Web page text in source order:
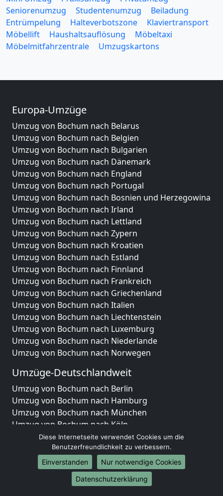
Seniorenumzug
Studentenumzug
Beiladung
Entrümpelung
Halteverbotszone
Klaviertransport
Möbellift
Haushaltsauflösung
Möbeltaxi
Möbelmitfahrzentrale
Umzugskartons
Europa-Umzüge
Umzug von Bochum nach Belarus
Umzug von Bochum nach Belgien
Umzug von Bochum nach Bulgarien
Umzug von Bochum nach Dänemark
Umzug von Bochum nach England
Umzug von Bochum nach Portugal
Umzug von Bochum nach Bosnien und Herzegowina
Umzug von Bochum nach Irland
Umzug von Bochum nach Lettland
Umzug von Bochum nach Zypern
Umzug von Bochum nach Kroatien
Umzug von Bochum nach Estland
Umzug von Bochum nach Finnland
Umzug von Bochum nach Frankreich
Umzug von Bochum nach Griechenland
Umzug von Bochum nach Italien
Umzug von Bochum nach Liechtenstein
Umzug von Bochum nach Luxemburg
Umzug von Bochum nach Niederlande
Umzug von Bochum nach Norwegen
Umzüge-Deutschlandweit
Umzug von Bochum nach Berlin
Umzug von Bochum nach Hamburg
Umzug von Bochum nach München
Umzug von Bochum nach Köln
Umzug von Bochum nach Frankfurt am Main
Umzug von Bochum nach Stuttgart
Umzug von Bochum nach Düsseldorf
Umzug von Bochum nach Leipzig
Umzug von Bochum nach Dortmund
Diese Internetseite verwendet Cookies um die
Benutzerfreundlichkeit zu verbessern.
Einverstanden
Nur notwendige Cookies
Datenschutzerklärung